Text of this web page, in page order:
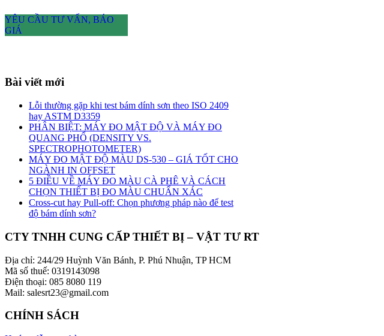
YÊU CẦU TƯ VẤN, BÁO
GIÁ
Bài viết mới
Lỗi thường gặp khi test bám dính sơn theo ISO 2409
hay ASTM D3359
PHÂN BIỆT: MÁY ĐO MẬT ĐỘ VÀ MÁY ĐO
QUANG PHỔ (DENSITY VS.
SPECTROPHOTOMETER)
MÁY ĐO MẬT ĐỘ MÀU DS-530 – GIÁ TỐT CHO
NGÀNH IN OFFSET
5 ĐIỀU VỀ MÁY ĐO MÀU CÀ PHÊ VÀ CÁCH
CHỌN THIẾT BỊ ĐO MÀU CHUẨN XÁC
Cross-cut hay Pull-off: Chọn phương pháp nào để test
độ bám dính sơn?
CTY TNHH CUNG CẤP THIẾT BỊ – VẬT TƯ RT
Địa chỉ: 244/29 Huỳnh Văn Bánh, P. Phú Nhuận, TP HCM
Mã số thuế: 0319143098
Điện thoại: 085 8080 119
Mail: salesrt23@gmail.com
CHÍNH SÁCH